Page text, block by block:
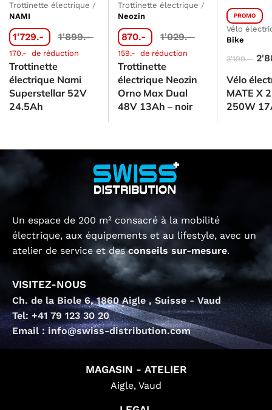
Trottinette électrique /
NAMI
1'729.- 1'899.-
170.- de réduction
Trottinette
électrique Nami
Superstellar 52V
24.5Ah
Trottinette électrique /
Neozin
870.- 1'029.-
159.- de réduction
Trottinette
électrique Neozin
Orno Max Dual
48V 13Ah – noir
PROMO
Vélo
Bike
3'199.-
Vélo
MATE X
250W
Un espace de 200 m² consacré à la mobilité
électrique, aux équipements et au lifestyle, avec un
atelier de service et desconseils sur-mesure.
VISITEZ-NOUS
Ch. de la Biole 6, 1860 Aigle , Suisse - Vaud
Tel: +41 79 123 30 20
Email : info@swiss-distribution.com
MAGASIN - ATELIER
Aigle, Vaud